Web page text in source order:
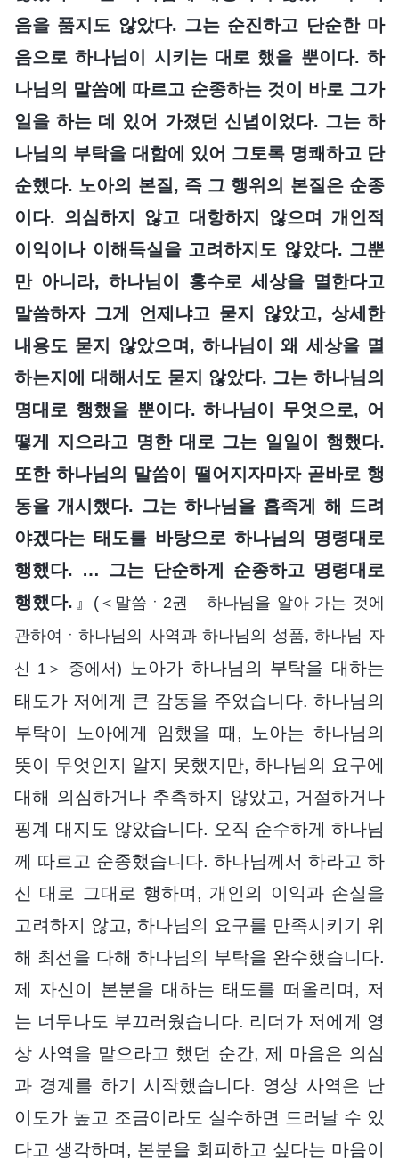
음을 품지도 않았다. 그는 순진하고 단순한 마
음으로 하나님이 시키는 대로 했을 뿐이다. 하
나님의 말씀에 따르고 순종하는 것이 바로 그가
일을 하는 데 있어 가졌던 신념이었다. 그는 하
나님의 부탁을 대함에 있어 그토록 명쾌하고 단
순했다. 노아의 본질, 즉 그 행위의 본질은 순종
이다. 의심하지 않고 대항하지 않으며 개인적
이익이나 이해득실을 고려하지도 않았다. 그뿐
만 아니라, 하나님이 홍수로 세상을 멸한다고
말씀하자 그게 언제냐고 묻지 않았고, 상세한
내용도 묻지 않았으며, 하나님이 왜 세상을 멸
하는지에 대해서도 묻지 않았다. 그는 하나님의
명대로 행했을 뿐이다. 하나님이 무엇으로, 어
떻게 지으라고 명한 대로 그는 일일이 행했다.
또한 하나님의 말씀이 떨어지자마자 곧바로 행
동을 개시했다. 그는 하나님을 흡족게 해 드려
야겠다는 태도를 바탕으로 하나님의 명령대로
행했다. … 그는 단순하게 순종하고 명령대로
행했다. 』 (＜말씀ㆍ2권 하나님을 알아 가는 것에
관하여ㆍ하나님의 사역과 하나님의 성품, 하나님 자
신 1＞ 중에서)
노아가 하나님의 부탁을 대하는
태도가 저에게 큰 감동을 주었습니다. 하나님의
부탁이 노아에게 임했을 때, 노아는 하나님의
뜻이 무엇인지 알지 못했지만, 하나님의 요구에
대해 의심하거나 추측하지 않았고, 거절하거나
핑계 대지도 않았습니다. 오직 순수하게 하나님
께 따르고 순종했습니다. 하나님께서 하라고 하
신 대로 그대로 행하며, 개인의 이익과 손실을
고려하지 않고, 하나님의 요구를 만족시키기 위
해 최선을 다해 하나님의 부탁을 완수했습니다.
제 자신이 본분을 대하는 태도를 떠올리며, 저
는 너무나도 부끄러웠습니다. 리더가 저에게 영
상 사역을 맡으라고 했던 순간, 제 마음은 의심
과 경계를 하기 시작했습니다. 영상 사역은 난
이도가 높고 조금이라도 실수하면 드러날 수 있
다고 생각하며, 본분을 회피하고 싶다는 마음이